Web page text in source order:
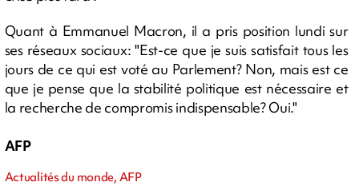
Quant à Emmanuel Macron, il a pris position lundi sur
ses réseaux sociaux: "Est-ce que je suis satisfait tous les
jours de ce qui est voté au Parlement? Non, mais est ce
que je pense que la stabilité politique est nécessaire et
la recherche de compromis indispensable? Oui."
AFP
Actualités du monde, AFP